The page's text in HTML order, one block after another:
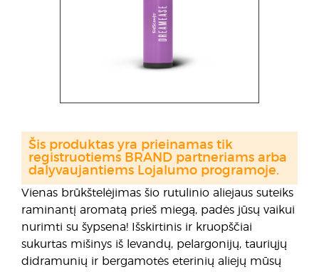
Vienas brūkštelėjimas šio rutulinio aliejaus suteiks
raminantį aromatą prieš miegą, padės jūsų vaikui
nurimti su šypsena! Išskirtinis ir kruopščiai
sukurtas mišinys iš levandų, pelargonijų, tauriųjų
didramunių ir bergamotės eterinių aliejų mūsų
Šis produktas yra prieinamas tik
registruotiems BRAND partneriams arba
dalyvaujantiems Lojalumo programoje.